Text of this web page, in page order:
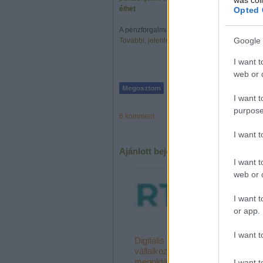
Opted
Google
I want
web or
I want
I want
I want
web or
I want
or app.
I want
élhet.
A pénzforgalmi szemléletű áfa törvényi
További, jelenlegi adózással kapcsolatos
6 komment
Ajánlott bejegyzések:
Digitális
vállalkozás
Digitális